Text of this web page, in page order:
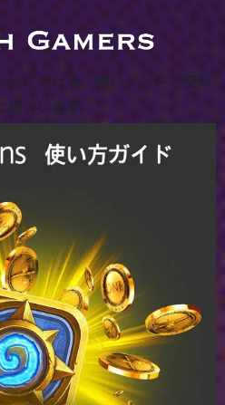
における、強いデッキと使い
ています。